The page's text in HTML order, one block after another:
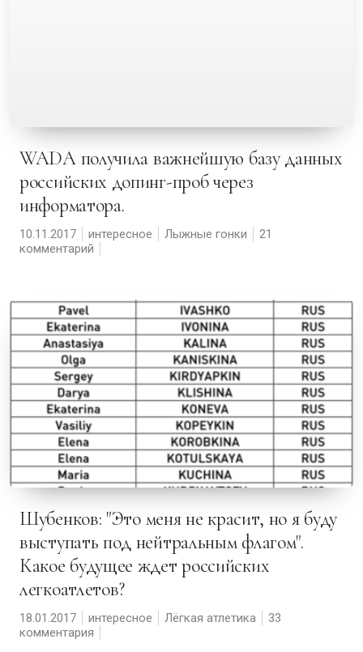
WADA получила важнейшую базу данных
российских допинг-проб через
информатора.
10.11.2017 интересное Лыжные гонки
21
комментарий
Шубенков: "Это меня не красит, но я буду
выступать под нейтральным флагом".
Какое будущее ждет российских
легкоатлетов?
18.01.2017 интересное Лёгкая атлетика
33
комментария